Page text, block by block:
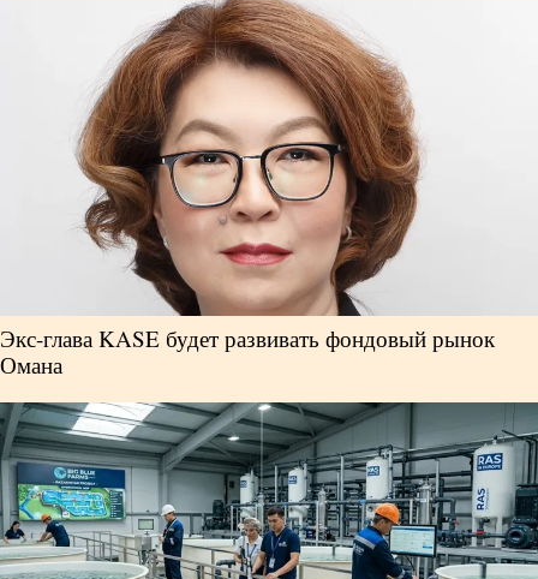
Геополитика
Исследования
О нас
Все новости
Экс-глава KASE будет развивать фондовый рынок
Омана